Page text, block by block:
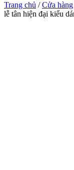
Trang chủ /Cửa hàng
lễ tân hiện đại kiểu